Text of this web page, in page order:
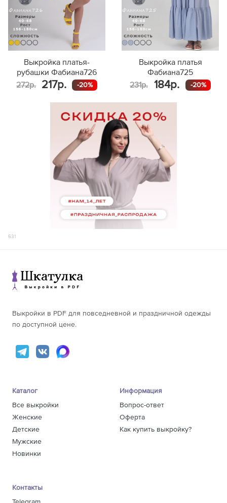
Выкройка платья-
рубашки Фабиана726
272р.
217р. -20%
Выкройка платья
Фабиана725
231р.
184р. -20%
631
Выкройки в PDF для повседневной и праздничной одежды
по доступной цене.
Каталог
Все выкройки
Женские
Детские
Мужские
Новинки
Информация
Вопрос-ответ
Оферта
Как купить выкройку?
Контакты